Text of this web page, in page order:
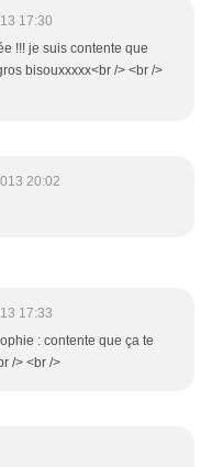
17:30
!!! je suis contente que
bisouxxxxx<br /> <br />
20:02
17:33
: contente que ça te
/> <br />